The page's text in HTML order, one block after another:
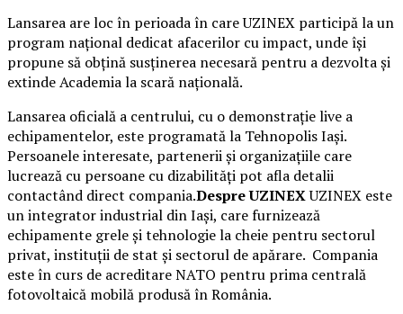
Lansarea are loc în perioada în care UZINEX participă la un
program național dedicat afacerilor cu impact, unde își
propune să obțină susținerea necesară pentru a dezvolta și
extinde Academia la scară națională.
Lansarea oficială a centrului, cu o demonstrație live a
echipamentelor, este programată la Tehnopolis Iași.
Persoanele interesate, partenerii și organizațiile care
lucrează cu persoane cu dizabilități pot afla detalii
contactând direct compania.Despre UZINEXUZINEX este
un integrator industrial din Iași, care furnizează
echipamente grele și tehnologie la cheie pentru sectorul
privat, instituții de stat și sectorul de apărare. Compania
este în curs de acreditare NATO pentru prima centrală
fotovoltaică mobilă produsă în România.